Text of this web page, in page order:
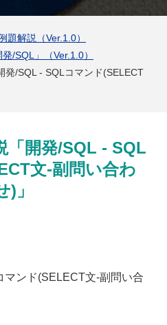
題解説（Ver.1.0）
/SQL」（Ver.1.0）
発/SQL - SQLコマンド(SELECT
「開発/SQL - SQL
文-副問い合わ
)」
マンド(SELECT文-副問い合